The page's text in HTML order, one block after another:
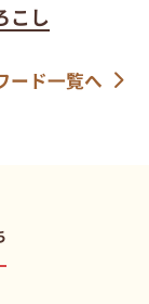
こし
ード一覧へ